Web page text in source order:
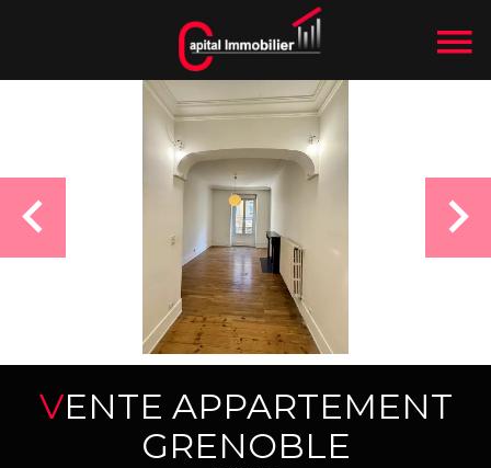
VENTE APPARTEMENT
GRENOBLE